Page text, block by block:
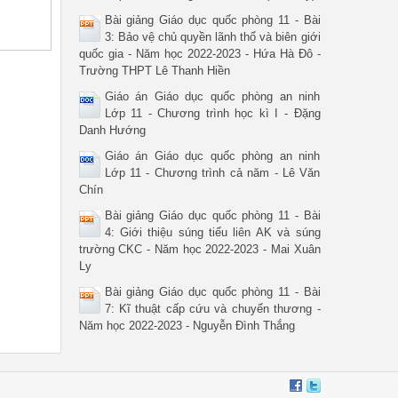
sự (miền Bắc từ năm 1960, miền Nam từ 1976 đến nay)
cao quý của công dân. Công dân có bổn phận làm nghĩa vụ
của cha ông, giữ vững biên cương, xây dựng nước Việt Nam
Chính quyền cách mạng,bảo vệ nhân dân đồng thời có nhiệm
Kỳ họp thứ IX (ngày 19-6-2015)
Bài giảng Giáo dục quốc phòng 11 - Bài
3: Bảo vệ chủ quyền lãnh thổ và biên giới
quốc gia - Năm học 2022-2023 - Hứa Hà Đô -
Trường THPT Lê Thanh Hiền
Giáo án Giáo dục quốc phòng an ninh
Lớp 11 - Chương trình học kì I - Đặng
Danh Hướng
Giáo án Giáo dục quốc phòng an ninh
Lớp 11 - Chương trình cả năm - Lê Văn
Chín
Bài giảng Giáo dục quốc phòng 11 - Bài
4: Giới thiệu súng tiểu liên AK và súng
trường CKC - Năm học 2022-2023 - Mai Xuân
Ly
Bài giảng Giáo dục quốc phòng 11 - Bài
7: Kĩ thuật cấp cứu và chuyển thương -
Năm học 2022-2023 - Nguyễn Đình Thắng